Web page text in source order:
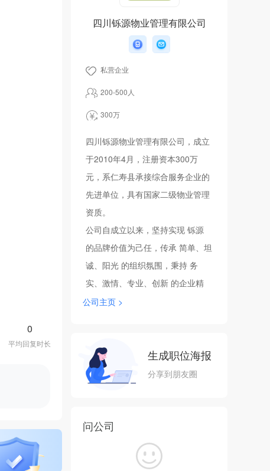
0
平均回复时长
四川铄源物业管理有限公司
私营企业
200-500人
300万
四川铄源物业管理有限公司，成立
于2010年4月，注册资本300万
元，系仁寿县承接综合服务企业的
先进单位，具有国家二级物业管理
资质。
公司自成立以来，坚持实现 铄源
的品牌价值为己任，传承 简单、坦
诚、阳光 的组织氛围，秉持 务
实、激情、专业、创新 的企业精
神：通过高素质、专业化的管理团
目前，公司服务了多个知名的企事
业单位，高品质物业楼盘和商业综
产品更符合业主的需求而贡献公司
的经验与智慧。
公司致力于 品质给城市更多改变
公司主页 >
生成职位海报
分享到朋友圈
问公司